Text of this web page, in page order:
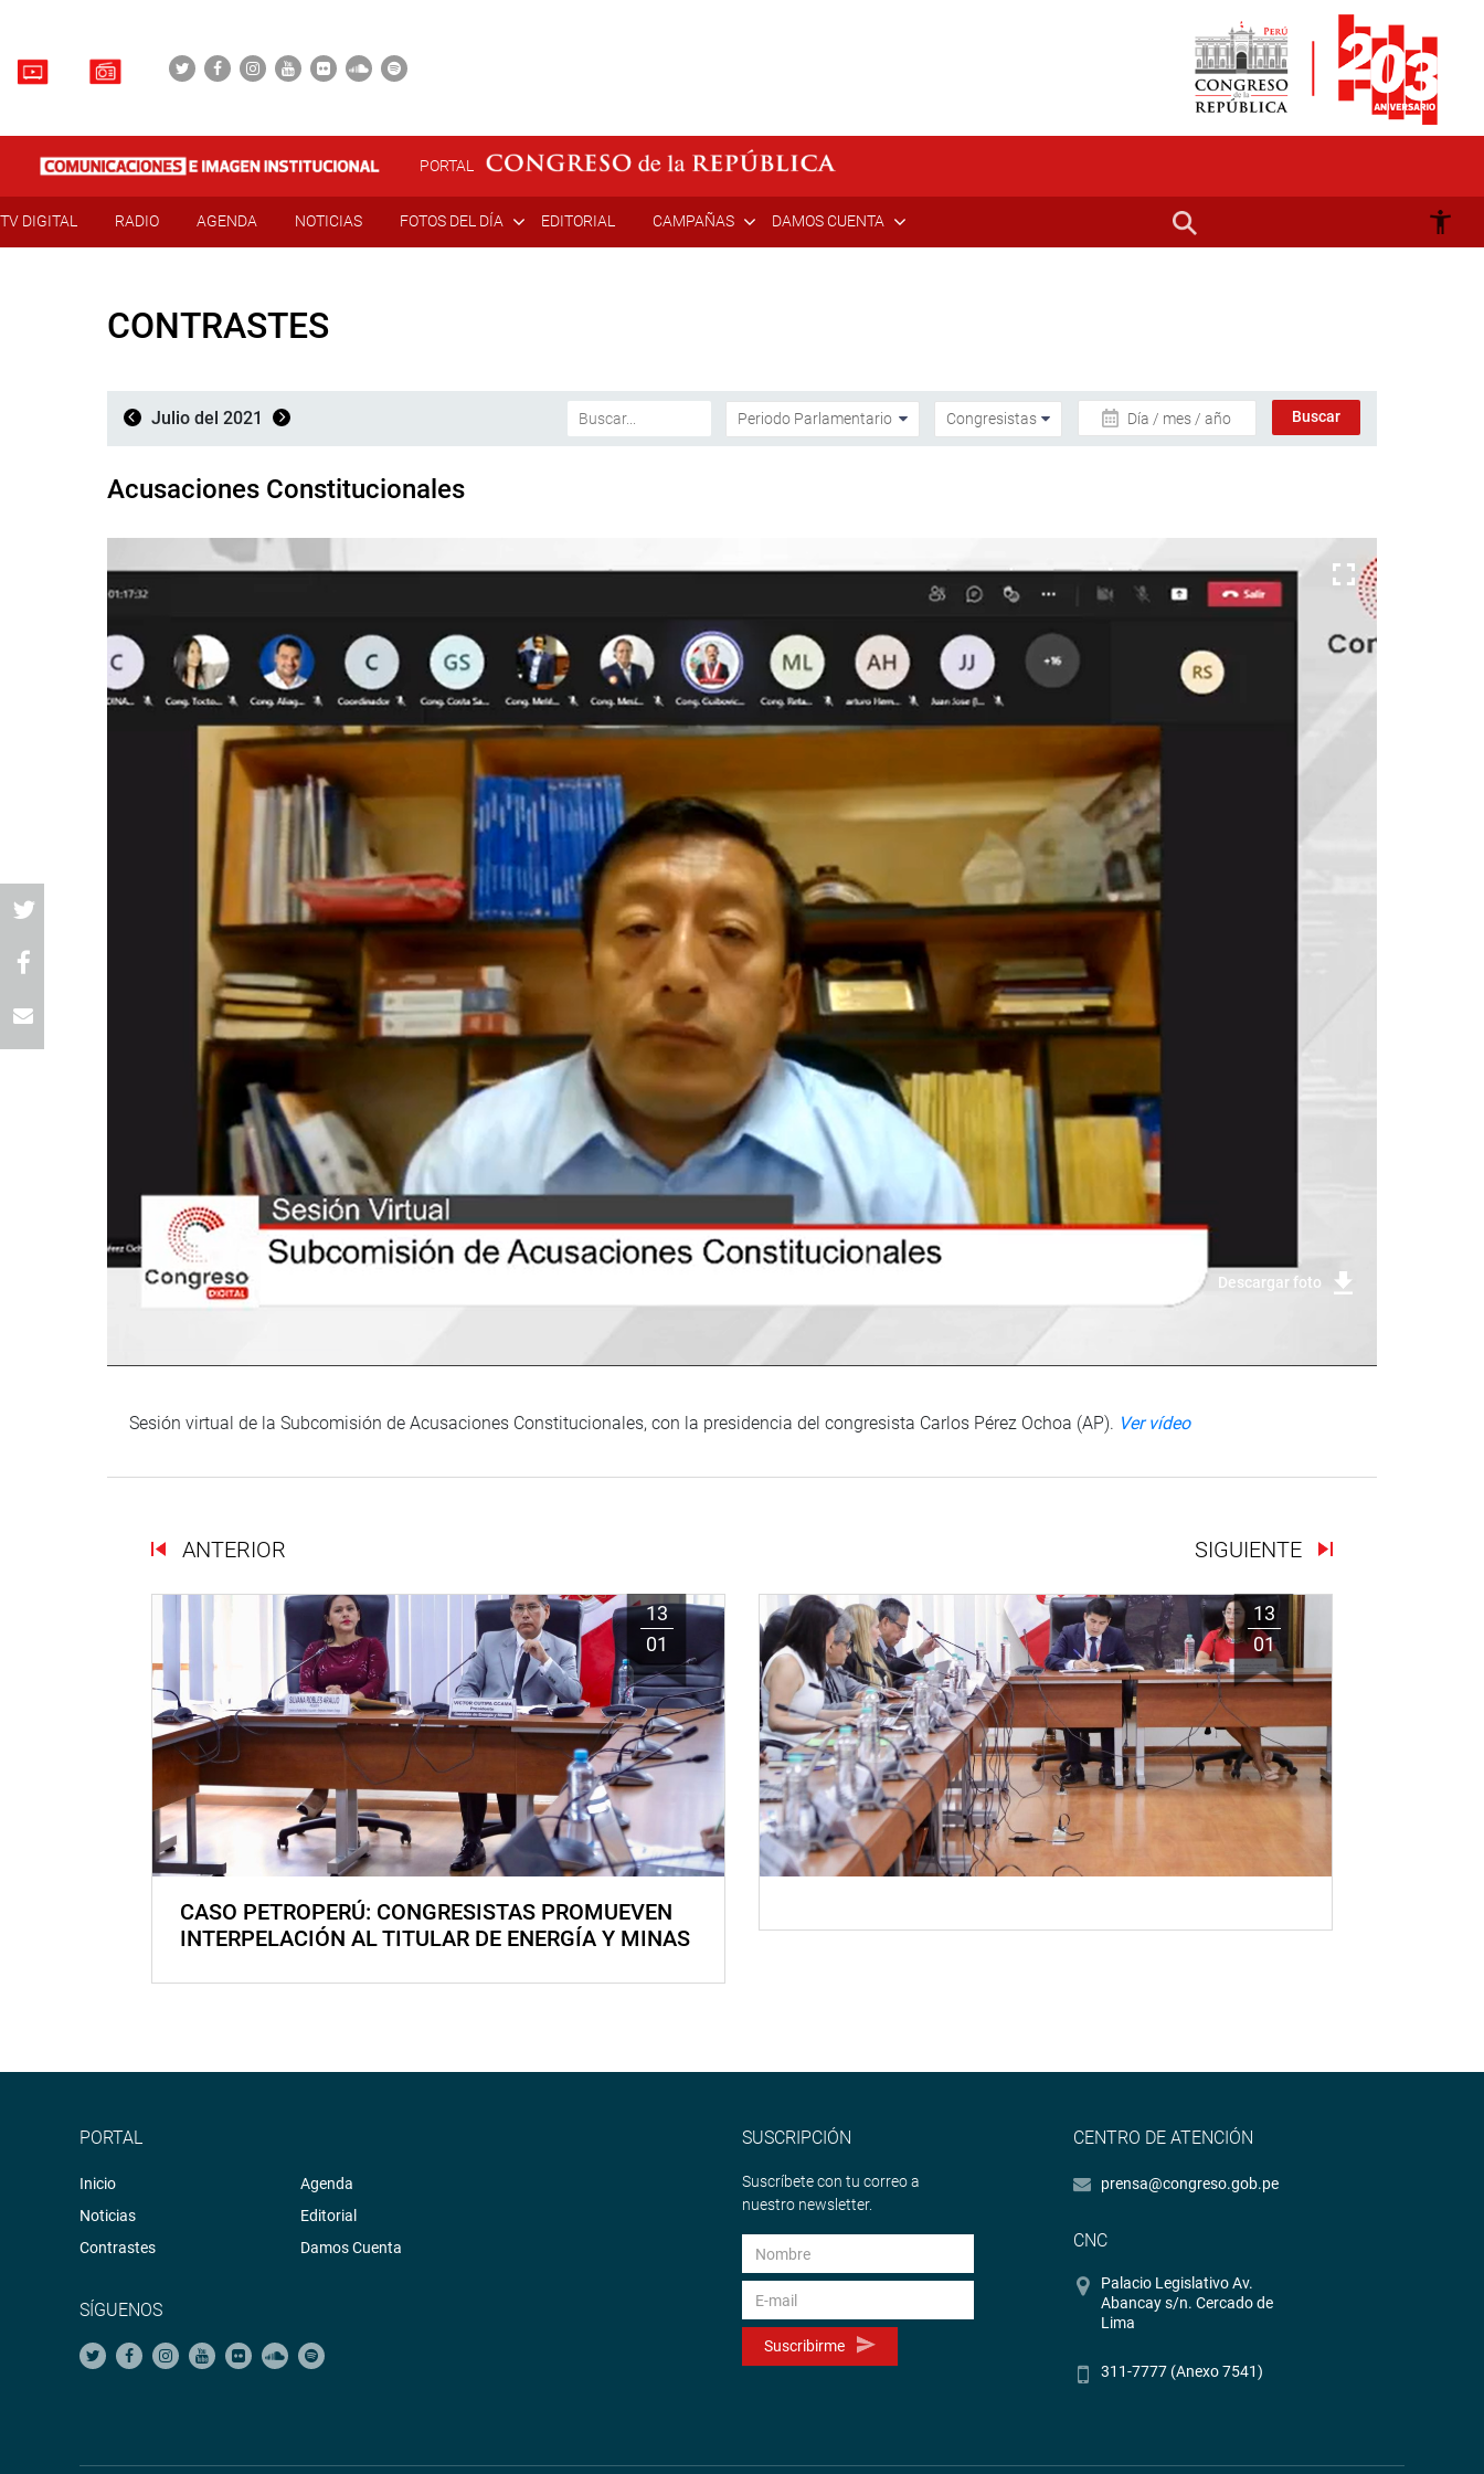
PORTAL
TV DIGITAL RADIO AGENDA NOTICIAS FOTOS DEL DÍA EDITORIAL CAMPAÑAS DAMOS CUENTA
CONTRASTES
Julio del 2021 Día / mes / año
Acusaciones Constitucionales
Descargar foto
Sesión virtual de la Subcomisión de Acusaciones Constitucionales, con la presidencia del congresista Carlos Pérez Ochoa (AP). Ver vídeo
ANTERIOR SIGUIENTE
13
01
CASO PETROPERÚ: CONGRESISTAS PROMUEVEN
INTERPELACIÓN AL TITULAR DE ENERGÍA Y MINAS
13
01
PORTAL
Inicio
Noticias
Contrastes
Agenda
Editorial
Damos Cuenta
SÍGUENOS
SUSCRIPCIÓN
Suscríbete con tu correo a
nuestro newsletter.
Suscribirme
CENTRO DE ATENCIÓN
prensa@congreso.gob.pe
CNC
Palacio Legislativo Av.
Abancay s/n. Cercado de
Lima
311-7777 (Anexo 7541)